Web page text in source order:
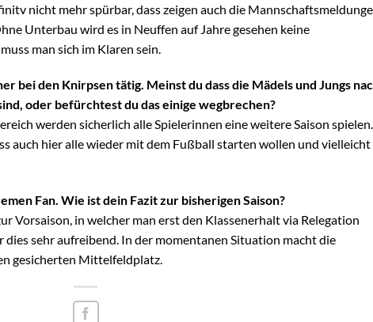
nicht mehr spürbar, dass zeigen auch die
Unterbau wird es in Neuffen auf Jahre gesehen keine
man sich im Klaren sein.
bei den Knirpsen tätig. Meinst du dass die Mädels und Jungs
oder befürchtest du das einige wegbrechen?
werden sicherlich alle Spielerinnen eine weitere Saison spielen.
auch hier alle wieder mit dem Fußball starten wollen und vielleicht
Fan. Wie ist dein Fazit zur bisherigen Saison?
Vorsaison, in welcher man erst den Klassenerhalt via Relegation
dies sehr aufreibend. In der momentanen Situation macht die
gesicherten Mittelfeldplatz.